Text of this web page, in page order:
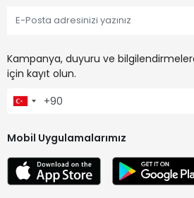
Kampanya, duyuru ve
için kayıt olun.
Mobil Uygulamalarımız